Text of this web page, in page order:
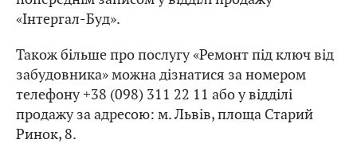
«Інтергал-Буд».
Також більше про послугу «Ремонт під ключ від
забудовника» можна дізнатися за номером
телефону +38 (098) 311 22 11 або у відділі
продажу за адресою: м. Львів, площа Старий
Ринок, 8.